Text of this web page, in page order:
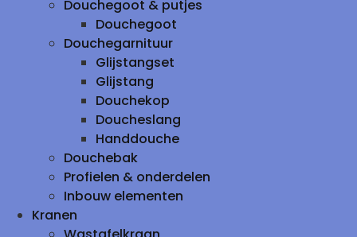
Douchegoot & putjes
Douchegoot
Douchegarnituur
Glijstangset
Glijstang
Douchekop
Doucheslang
Handdouche
Douchebak
Profielen & onderdelen
Inbouw elementen
Kranen